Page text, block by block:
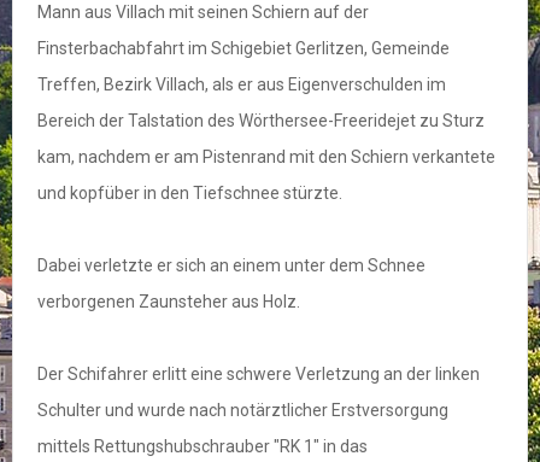
Mann aus Villach mit seinen Schiern auf der
Finsterbachabfahrt im Schigebiet Gerlitzen, Gemeinde
Treffen, Bezirk Villach, als er aus Eigenverschulden im
Bereich der Talstation des Wörthersee-Freeridejet zu Sturz
kam, nachdem er am Pistenrand mit den Schiern verkantete
und kopfüber in den Tiefschnee stürzte.
Dabei verletzte er sich an einem unter dem Schnee
verborgenen Zaunsteher aus Holz.
Der Schifahrer erlitt eine schwere Verletzung an der linken
Schulter und wurde nach notärztlicher Erstversorgung
mittels Rettungshubschrauber "RK 1" in das